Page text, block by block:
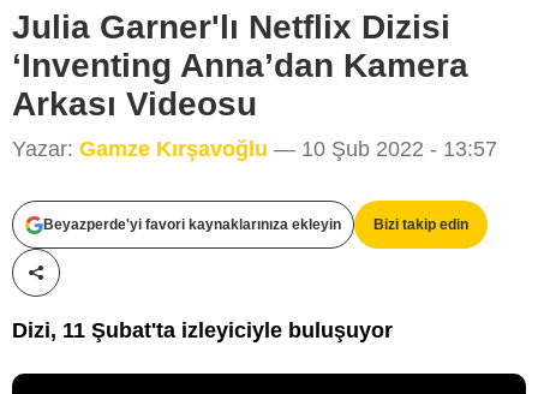
Julia Garner'lı Netflix Dizisi
‘Inventing Anna’dan Kamera
Arkası Videosu
Yazar: Gamze Kırşavoğlu — 10 Şub 2022 - 13:57
Beyazperde'yi favori kaynaklarınıza ekleyin Bizi takip edin
Paylaş!
Dizi, 11 Şubat'ta izleyiciyle buluşuyor